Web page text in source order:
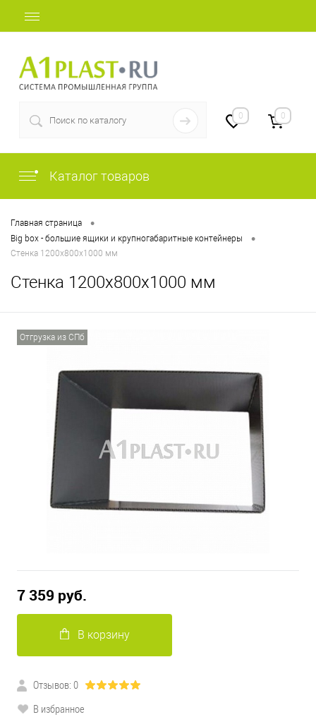
0 0
Каталог товаров
Главная страница •
Big box - большие ящики и крупногабаритные контейнеры •
Стенка 1200х800х1000 мм
Стенка 1200х800х1000 мм
Отгрузка из СПб
7 359 руб.
В корзину
Отзывов: 0
В избранное